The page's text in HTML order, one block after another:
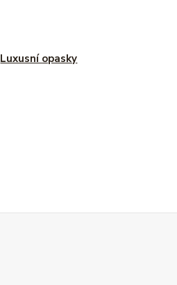
Luxusní opasky